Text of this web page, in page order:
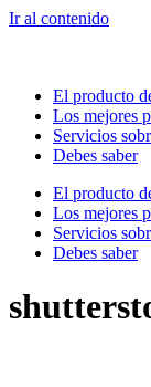
Ir al contenido
El producto
Los mejores
Servicios
Debes saber
El producto
Los mejores
Servicios
Debes saber